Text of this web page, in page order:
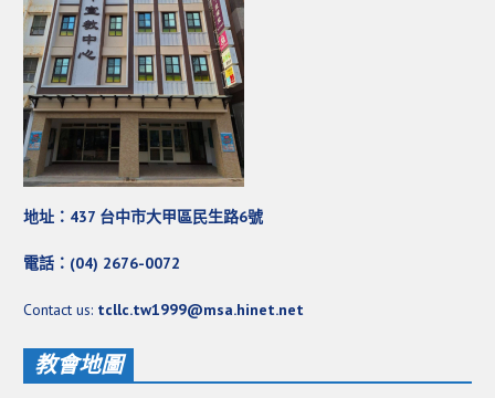
地址：437 台中市大甲區民生路6號
電話：(04) 2676-0072
Contact us: tcllc.tw1999@msa.hinet.net
教會地圖